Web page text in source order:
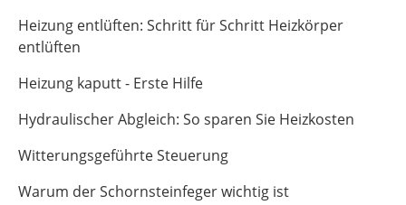
Heizung entlüften: Schritt für Schritt Heizkörper
entlüften
Heizung kaputt - Erste Hilfe
Hydraulischer Abgleich: So sparen Sie Heizkosten
Witterungsgeführte Steuerung
Warum der Schornsteinfeger wichtig ist